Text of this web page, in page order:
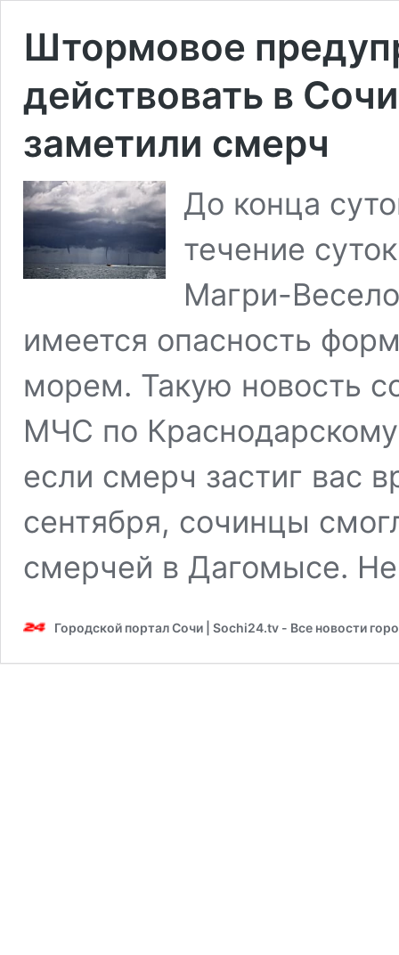
Штормовое
действовать в
заметили смерч
До конца
течение
Магри-
имеется опасность
морем. Такую новость
МЧС по
если смерч застиг вас
сентября, сочинцы
смерчей в Дагомысе.
Городской портал Сочи | Sochi24.tv - Все новости